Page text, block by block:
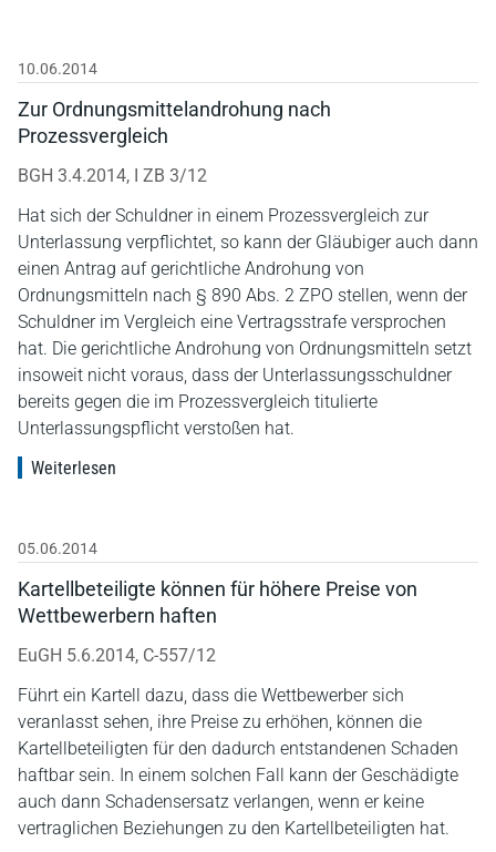
10.06.2014
Zur Ordnungsmittelandrohung nach
Prozessvergleich
BGH 3.4.2014, I ZB 3/12
Hat sich der Schuldner in einem Prozessvergleich zur
Unterlassung verpflichtet, so kann der Gläubiger auch dann
einen Antrag auf gerichtliche Androhung von
Ordnungsmitteln nach § 890 Abs. 2 ZPO stellen, wenn der
Schuldner im Vergleich eine Vertragsstrafe versprochen
hat. Die gerichtliche Androhung von Ordnungsmitteln setzt
insoweit nicht voraus, dass der Unterlassungsschuldner
bereits gegen die im Prozessvergleich titulierte
Unterlassungspflicht verstoßen hat.
Weiterlesen
05.06.2014
Kartellbeteiligte können für höhere Preise von
Wettbewerbern haften
EuGH 5.6.2014, C-557/12
Führt ein Kartell dazu, dass die Wettbewerber sich
veranlasst sehen, ihre Preise zu erhöhen, können die
Kartellbeteiligten für den dadurch entstandenen Schaden
haftbar sein. In einem solchen Fall kann der Geschädigte
auch dann Schadensersatz verlangen, wenn er keine
vertraglichen Beziehungen zu den Kartellbeteiligten hat.